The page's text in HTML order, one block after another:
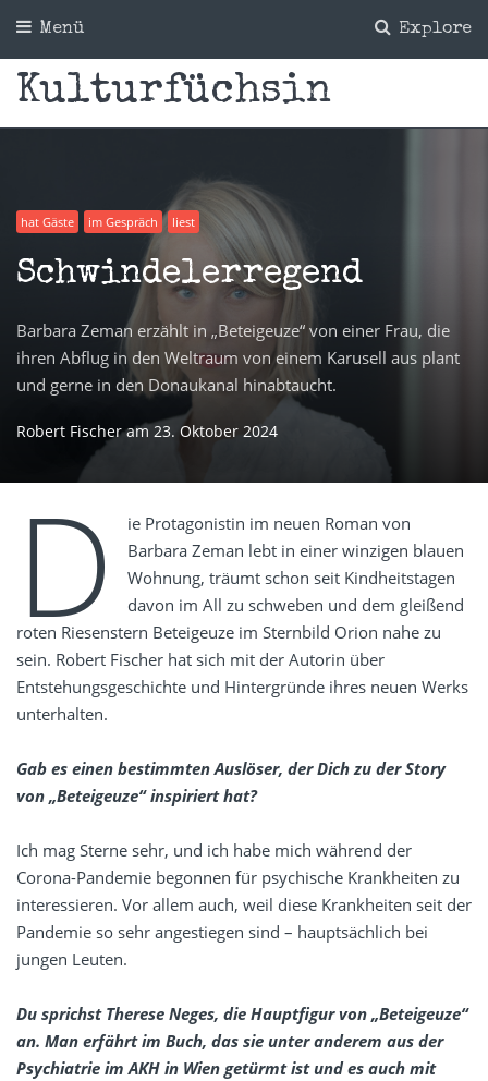
Explore
Menü
Kulturfüchsin
hat Gäste im Gespräch liest
Schwindelerregend
Barbara Zeman erzählt in „Beteigeuze“ von einer Frau, die
ihren Abflug in den Weltraum von einem Karusell aus plant
und gerne in den Donaukanal hinabtaucht.
Robert Fischeram 23. Oktober 2024
D
ie Protagonistin im neuen Roman von
Barbara Zeman lebt in einer winzigen blauen
Wohnung, träumt schon seit Kindheitstagen
davon im All zu schweben und dem gleißend
roten Riesenstern Beteigeuze im Sternbild Orion nahe zu
sein. Robert Fischer hat sich mit der Autorin über
Entstehungsgeschichte und Hintergründe ihres neuen Werks
unterhalten.
Gab es einen bestimmten Auslöser, der Dich zu der Story
von „Beteigeuze“ inspiriert hat?
Ich mag Sterne sehr, und ich habe mich während der
Corona-Pandemie begonnen für psychische Krankheiten zu
interessieren. Vor allem auch, weil diese Krankheiten seit der
Pandemie so sehr angestiegen sind – hauptsächlich bei
jungen Leuten.
Du sprichst Therese Neges, die Hauptfigur von „Beteigeuze“
an. Man erfährt im Buch, das sie unter anderem aus der
Psychiatrie im AKH in Wien getürmt ist und es auch mit